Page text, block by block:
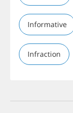
Informative
Infraction